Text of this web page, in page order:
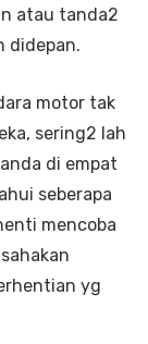
atau tanda2
didepan.
motor tak
sering2 lah
di empat
seberapa
mencoba
yg